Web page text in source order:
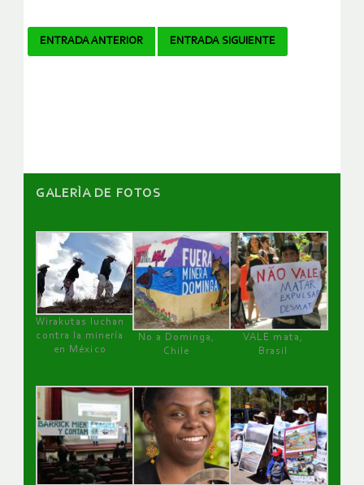
Navegador
ENTRADA ANTERIOR ENTRADA SIGUIENTE
GALERÌA DE FOTOS
Wirakutas luchan
contra la minería
en México
No a Dominga,
Chile
VALE mata,
Brasil